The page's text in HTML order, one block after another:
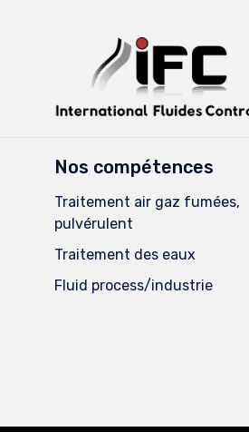
Nos compétences
Traitement air gaz fumées,
pulvérulent
Traitement des eaux
Fluid process/industrie